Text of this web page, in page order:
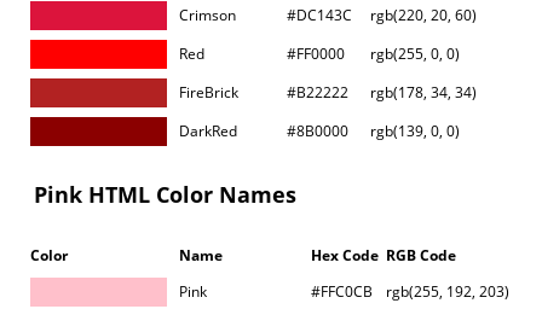
Crimson
#DC143C
rgb(220, 20, 60)
Red
#FF0000
rgb(255, 0, 0)
FireBrick
#B22222
rgb(178, 34, 34)
DarkRed
#8B0000 rgb(139, 0, 0)
Pink HTML Color Names
Color Name Hex Code RGB Code
Pink
#FFC0CB
rgb(255, 192, 203)